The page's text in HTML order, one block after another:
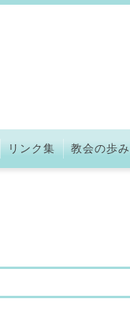
リンク集 教会の歩み